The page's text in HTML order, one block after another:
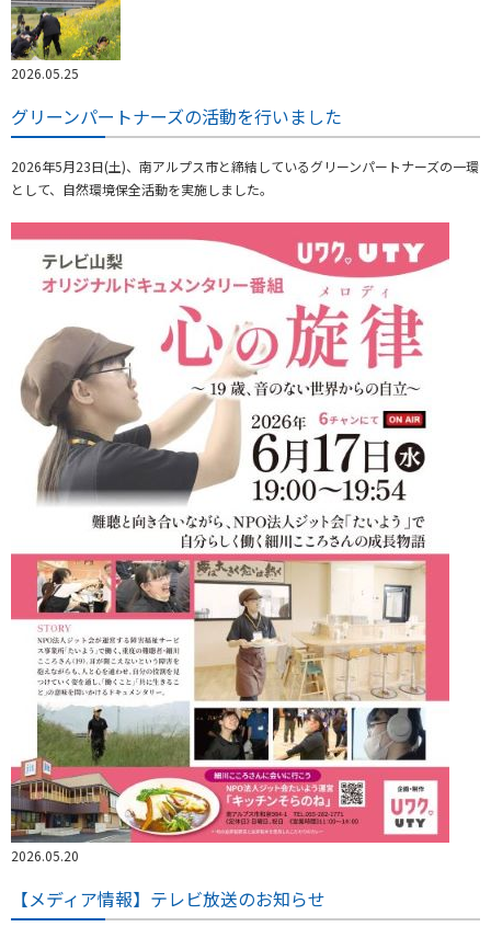
2026.05.25
グリーンパートナーズの活動を行いました
2026年5月23日(土)、南アルプス市と締結しているグリーンパートナーズの一環
として、自然環境保全活動を実施しました。
2026.05.20
【メディア情報】テレビ放送のお知らせ